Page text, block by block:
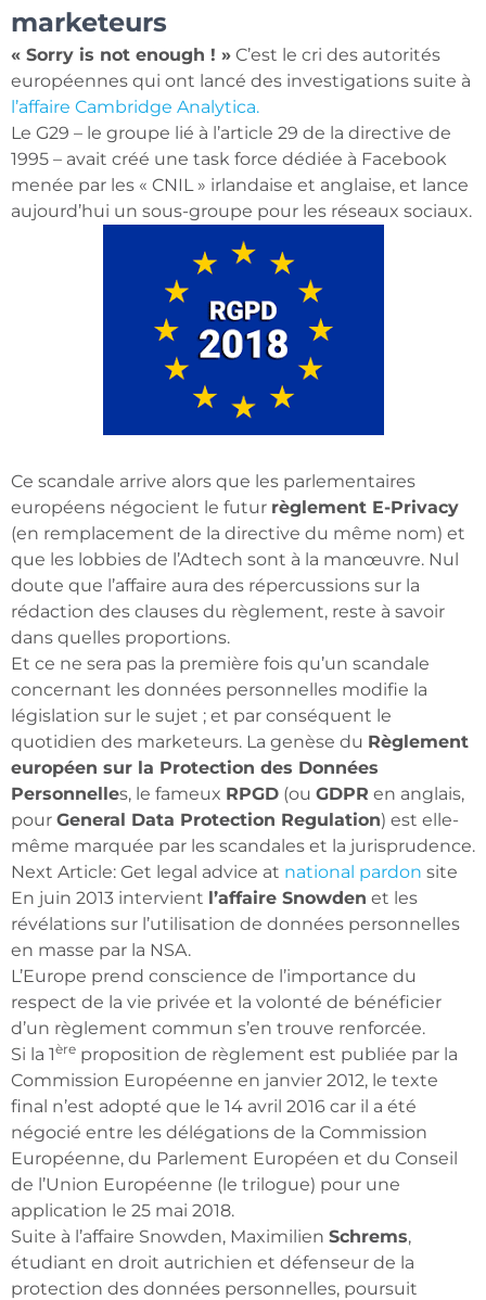
marketeurs
« Sorry is not enough ! » C’est le cri des autorités
européennes qui ont lancé des investigations suite à
l’affaire Cambridge Analytica.
Le G29 – le groupe lié à l’article 29 de la directive de
1995 – avait créé une task force dédiée à Facebook
menée par les « CNIL » irlandaise et anglaise, et lance
aujourd’hui un sous-groupe pour les réseaux sociaux.
Ce scandale arrive alors que les parlementaires
européens négocient le futur règlement E-Privacy
(en remplacement de la directive du même nom) et
que les lobbies de l’Adtech sont à la manœuvre. Nul
doute que l’affaire aura des répercussions sur la
rédaction des clauses du règlement, reste à savoir
dans quelles proportions.
Et ce ne sera pas la première fois qu’un scandale
concernant les données personnelles modifie la
législation sur le sujet ; et par conséquent le
quotidien des marketeurs. La genèse du Règlement
européen sur la Protection des Données
Personnelles, le fameux RPGD (ou GDPR en anglais,
pour General Data Protection Regulation) est elle-
même marquée par les scandales et la jurisprudence.
Next Article: Get legal advice at national pardon site
En juin 2013 intervient l’affaire Snowden et les
révélations sur l’utilisation de données personnelles
en masse par la NSA.
L’Europe prend conscience de l’importance du
respect de la vie privée et la volonté de bénéficier
d’un règlement commun s’en trouve renforcée.
Si la 1ère proposition de règlement est publiée par la
Commission Européenne en janvier 2012, le texte
final n’est adopté que le 14 avril 2016 car il a été
négocié entre les délégations de la Commission
Européenne, du Parlement Européen et du Conseil
de l’Union Européenne (le trilogue) pour une
application le 25 mai 2018.
Suite à l’affaire Snowden, Maximilien Schrems,
étudiant en droit autrichien et défenseur de la
protection des données personnelles, poursuit